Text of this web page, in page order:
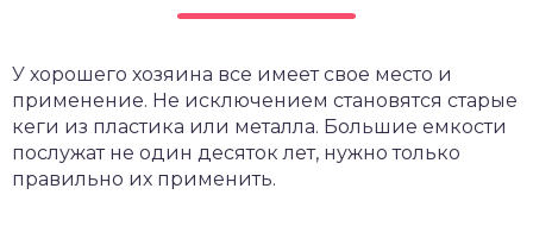
У хорошего хозяина все имеет свое место и
применение. Не исключением становятся старые
кеги из пластика или металла. Большие емкости
послужат не один десяток лет, нужно только
правильно их применить.
крыши и кровли
и уход